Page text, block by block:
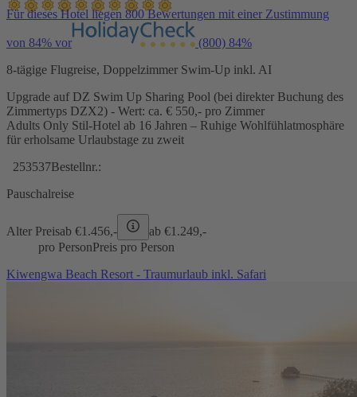
Für dieses Hotel liegen 800 Bewertungen mit einer Zustimmung
von 84% vor (800) 84%
8-tägige Flugreise, Doppelzimmer Swim-Up inkl. AI
Upgrade auf DZ Swim Up Sharing Pool (bei direkter Buchung des
Zimmertyps DZX2) - Wert: ca. € 550,- pro Zimmer
Adults Only Stil-Hotel ab 16 Jahren – Ruhige Wohlfühlatmosphäre
für erholsame Urlaubstage zu zweit
253537Bestellnr.:
Pauschalreise
Alter Preisab €1.456,- ab €1.249,-
pro PersonPreis pro Person
Kiwengwa Beach Resort - Traumurlaub inkl. Safari